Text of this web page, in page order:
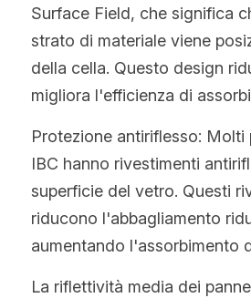
Surface Field, che significa
strato di materiale viene
della cella. Questo design
migliora l'efficienza di
Protezione antiriflesso: Molti
IBC hanno rivestimenti
superficie del vetro. Questi
riducono l'abbagliamento
aumentando l'assorbimento
La riflettività media dei